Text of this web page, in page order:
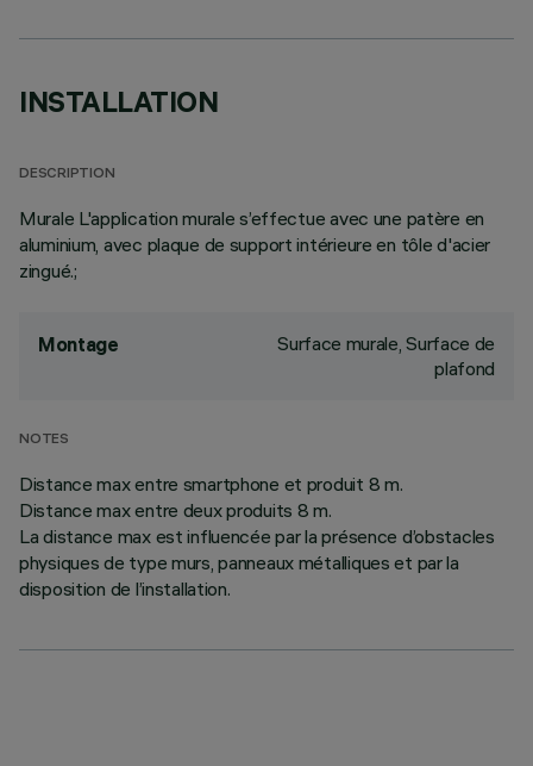
INSTALLATION
DESCRIPTION
Murale L'application murale s’effectue avec une patère en
aluminium, avec plaque de support intérieure en tôle d'acier
zingué.;
Montage
Surface murale, Surface de
plafond
NOTES
Distance max entre smartphone et produit 8 m.
Distance max entre deux produits 8 m.
La distance max est influencée par la présence d’obstacles
physiques de type murs, panneaux métalliques et par la
disposition de l’installation.